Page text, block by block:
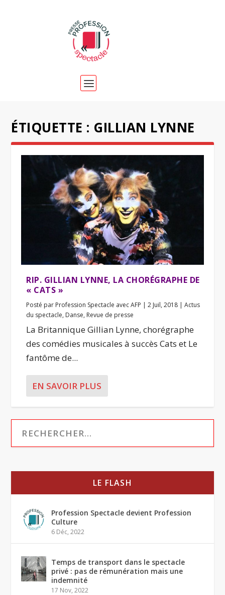
ÉTIQUETTE : GILLIAN LYNNE
RIP. GILLIAN LYNNE, LA CHORÉGRAPHE DE
« CATS »
Posté par Profession Spectacle avec AFP |2 Juil, 2018 |Actus
du spectacle, Danse, Revue de presse
La Britannique Gillian Lynne, chorégraphe
des comédies musicales à succès Cats et Le
fantôme de...
EN SAVOIR PLUS
LE FLASH
Profession Spectacle devient Profession
Culture
6 Déc, 2022
Temps de transport dans le spectacle
privé : pas de rémunération mais une
indemnité
17 Nov, 2022